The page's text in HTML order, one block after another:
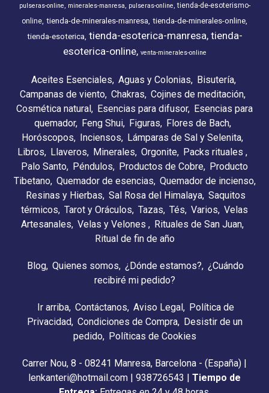
pulseras-online
minerales-manresa pulseras-online tienda-de-esoterismo-
online tienda-de-minerales-manresa tienda-de-minerales-online
tienda-esoterica tienda-esoterica-manresa tienda-
esoterica-online venta-minerales-online
Aceites Esenciales Aguas y Colonias
Bisutería
Campanas de viento Chakras Cojines de meditación
Cosmética natural Esencias para difusor Esencias para
quemador
Feng Shui Figuras
Flores de Bach
Horóscopos
Inciensos
Lámparas de Sal y Selenita
Libros
Llaveros Minerales Orgonite Packs rituales
Palo Santo Péndulos Productos de Cobre Producto
Tibetano Quemador de esencias Quemador de incienso
Resinas y Hierbas Sal Rosa del Himalaya Saquitos
térmicos Tarot y Oráculos Tazas Tés Varios Velas
Artesanales Velas y Velones
Rituales de San Juan
Ritual de fin de año
Blog Quienes somos ¿Dónde estamos?
¿Cuándo
recibiré mi pedido?
Ir arriba Contáctanos Aviso Legal
Política de
Privacidad Condiciones de Compra
Desistir de un
pedido
Políticas de Cookies
Carrer Nou, 8 - 08241 Manresa, Barcelona - (España) |
lenkanteri@hotmail.com | 938726543 | Tiempo de